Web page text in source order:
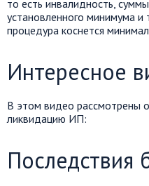
то есть инвалидность,
установленного минимума и
процедура коснется
Интересное
В этом видео рассмотрены
ликвидацию ИП:
Последствия